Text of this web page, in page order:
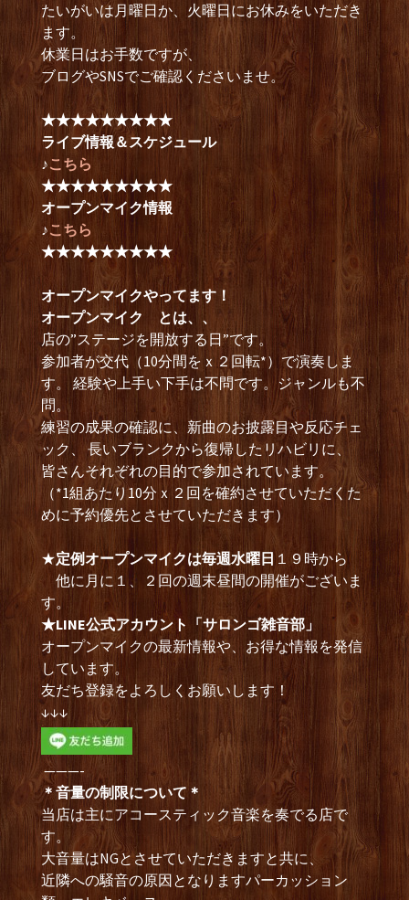
たいがいは月曜日か、火曜日にお休みをいただき
ます。
休業日はお手数ですが、
ブログやSNSでご確認くださいませ。
★★★★★★★★★
ライブ情報＆スケジュール
♪こちら
★★★★★★★★★
オープンマイク情報
♪こちら
★★★★★★★★★
オープンマイクやってます！
オープンマイク とは、、
店の”ステージを開放する日”です。
参加者が交代（10分間をｘ２回転*）で演奏しま
す。 経験や上手い下手は不問です。ジャンルも不
問。
練習の成果の確認に、新曲のお披露目や反応チェ
ック、 長いブランクから復帰したリハビリに、
皆さんそれぞれの目的で参加されています。
（*1組あたり10分ｘ２回を確約させていただくた
めに予約優先とさせていただきます）
★定例オープンマイクは毎週水曜日１９時から
他に月に１、２回の週末昼間の開催がございま
す。
★LINE公式アカウント「サロンゴ雑音部」
オープンマイクの最新情報や、お得な情報を発信
しています。
友だち登録をよろしくお願いします！
↓↓↓
———-
＊音量の制限について＊
当店は主にアコースティック音楽を奏でる店で
す。
大音量はNGとさせていただきますと共に、
近隣への騒音の原因となりますパーカッション